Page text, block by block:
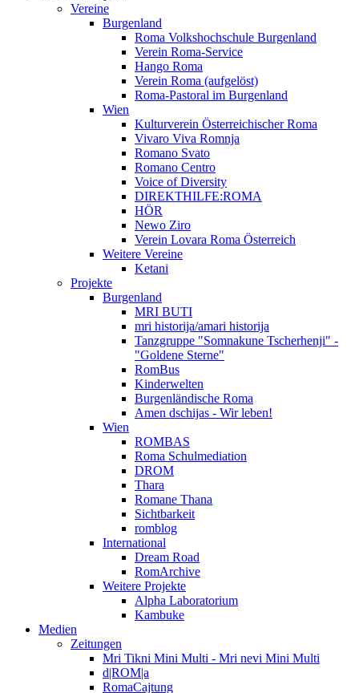
Vereine
Burgenland
Roma Volkshochschule Burgenland
Verein Roma-Service
Hango Roma
Verein Roma (aufgelöst)
Roma-Pastoral im Burgenland
Wien
Kulturverein Österreichischer Roma
Vivaro Viva Romnja
Romano Svato
Romano Centro
Voice of Diversity
DIREKTHILFE:ROMA
HÖR
Newo Ziro
Verein Lovara Roma Österreich
Weitere Vereine
Ketani
Projekte
Burgenland
MRI BUTI
mri historija/amari historija
Tanzgruppe "Somnakune Tscherhenji" -
"Goldene Sterne"
RomBus
Kinderwelten
Burgenländische Roma
Amen dschijas - Wir leben!
Wien
ROMBAS
Roma Schulmediation
DROM
Thara
Romane Thana
Sichtbarkeit
romblog
International
Dream Road
RomArchive
Weitere Projekte
Alpha Laboratorium
Kambuke
Medien
Zeitungen
Mri Tikni Mini Multi - Mri nevi Mini Multi
d|ROM|a
RomaCajtung